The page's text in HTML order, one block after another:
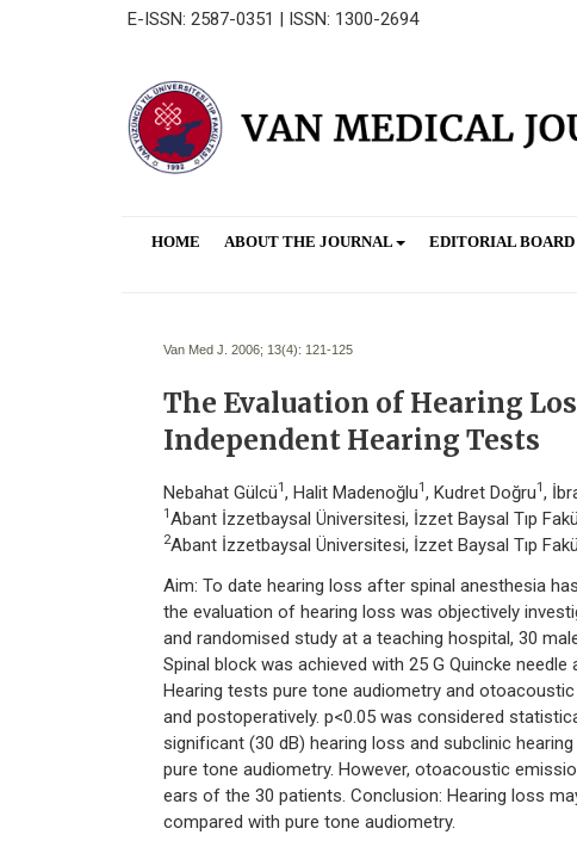
E-ISSN: 2587-0351 | ISSN: 1300-2694
HOME ABOUT THE JOURNAL EDITORIAL BOARD
Van Med J. 2006; 13(4): 121-125
The Evaluation of Hearing
Independent Hearing Tests
Nebahat Gülcü1 , Halit Madenoğlu1 , Kudret Doğru1 ,
1 Abant İzzetbaysal Üniversitesi, İzzet Baysal Tıp
2Abant İzzetbaysal Üniversitesi, İzzet Baysal Tıp
Aim: To date hearing loss after spinal anesthesia
the evaluation of hearing loss was objectively
and randomised study at a teaching hospital, 30
Spinal block was achieved with 25 G Quincke
Hearing tests pure tone audiometry and
and postoperatively. p<0.05 was considered
significant (30 dB) hearing loss and subclinic
pure tone audiometry. However, otoacoustic
ears of the 30 patients. Conclusion: Hearing loss
compared with pure tone audiometry.